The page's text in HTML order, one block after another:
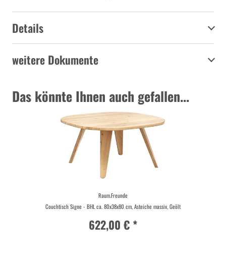
Details
weitere Dokumente
Das könnte Ihnen auch gefallen...
Raum.Freunde
Couchtisch Signe - BHL ca. 80x38x80 cm, Asteiche massiv, Geölt
622,00 € *